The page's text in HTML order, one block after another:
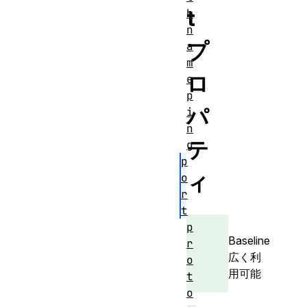
t
プ
ロ
パ
テ
ィ
Baseline
広く利
用可能
h
n
a
m
e
p
i
n
g
p
o
r
t
p
r
o
t
o